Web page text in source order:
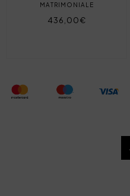
MATRIMONIALE
436,00€